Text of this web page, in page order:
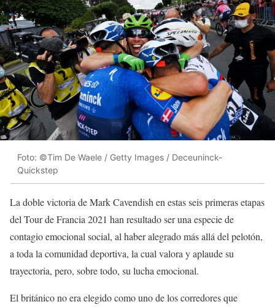
Foto: ©Tim De Waele / Getty Images / Deceuninck-
Quickstep
La doble victoria de Mark Cavendish en estas seis primeras etapas
del Tour de Francia 2021 han resultado ser una especie de
contagio emocional social, al haber alegrado más allá del pelotón,
a toda la comunidad deportiva, la cual valora y aplaude su
trayectoria, pero, sobre todo, su lucha emocional.
El británico no era elegido como uno de los corredores que